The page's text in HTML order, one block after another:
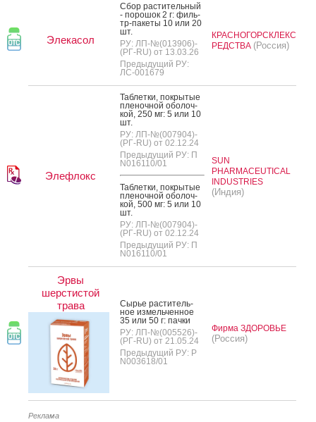
Элекасол
Сбор рас­ти­тель­ный
- по­рошок 2 г: филь­
тр-па­кеты 10 или 20
шт.
РУ: ЛП-№(013906)-
(РГ-RU) от 13.03.26
Предыдущий РУ:
ЛС-001679
КРАСНОГОРСКЛЕКС
РЕДСТВА (Россия)
Элефлокс
Таб­летки, пок­ры­тые
пле­ноч­ной обо­лоч­
кой, 250 мг: 5 или 10
шт.
РУ: ЛП-№(007904)-
(РГ-RU) от 02.12.24
Предыдущий РУ: П
N016110/01
Таб­летки, пок­ры­тые
пле­ноч­ной обо­лоч­
кой, 500 мг: 5 или 10
шт.
РУ: ЛП-№(007904)-
(РГ-RU) от 02.12.24
Предыдущий РУ: П
N016110/01
SUN
PHARMACEUTICAL
INDUSTRIES
(Индия)
Эрвы
шерстистой
трава
Сырье рас­ти­тель­
ное из­мель­чен­ное
35 или 50 г: пач­ки
РУ: ЛП-№(005526)-
(РГ-RU) от 21.05.24
Предыдущий РУ: Р
N003618/01
Фирма ЗДОРОВЬЕ
(Россия)
Реклама